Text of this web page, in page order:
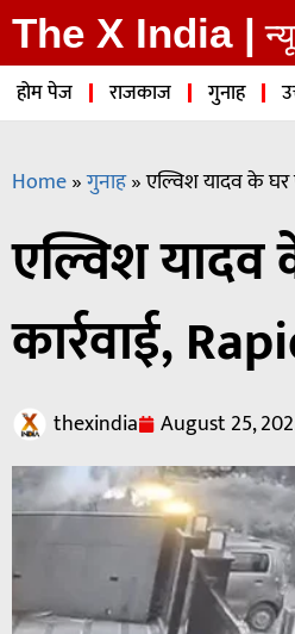
The X India |
होम पेज राजकाज गुनाह
Home»गुनाह»एल्विश यादव के घर
एल्विश यादव
कार्रवाई,
thexindia August 25,